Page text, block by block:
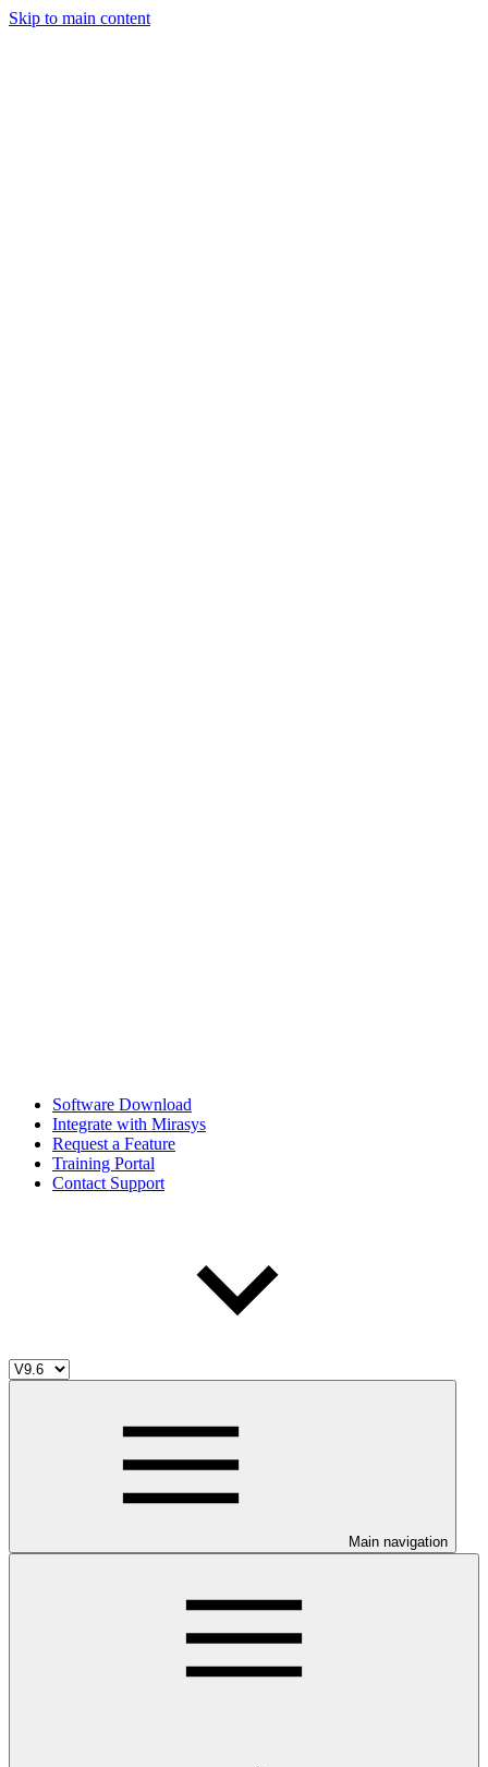
Skip to main content
Software Download
Integrate with Mirasys
Request a Feature
Training Portal
Contact Support
Main navigation